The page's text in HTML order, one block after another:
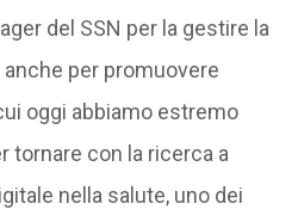
del SSN per la gestire la
per promuovere
oggi abbiamo estremo
tornare con la ricerca a
nella salute, uno dei